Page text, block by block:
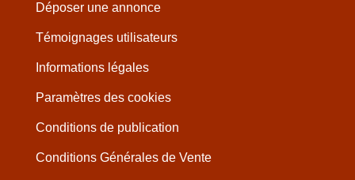
Déposer une annonce
Témoignages utilisateurs
Informations légales
Paramètres des cookies
Conditions de publication
Conditions Générales de Vente